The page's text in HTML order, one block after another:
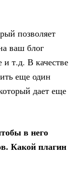
позволяет
ваш блог
и т.д. В качестве
еще один
дает еще
в него
Какой плагин